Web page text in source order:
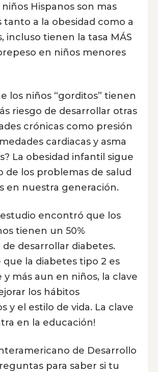
Hispanos son mas
tanto a la obesidad como a
incluso tienen la tasa MÁS
en niños menores
los niños “gorditos” tienen
riesgo de desarrollar otras
crónicas como presión
cardiacas y asma
La obesidad infantil sigue
de los problemas de salud
en nuestra generación.
encontró que los
tienen un 50%
de desarrollar diabetes.
la diabetes tipo 2 es
y más aun en niños, la clave
los hábitos
y el estilo de vida. La clave
en la educación!
de Desarrollo
para saber si tu